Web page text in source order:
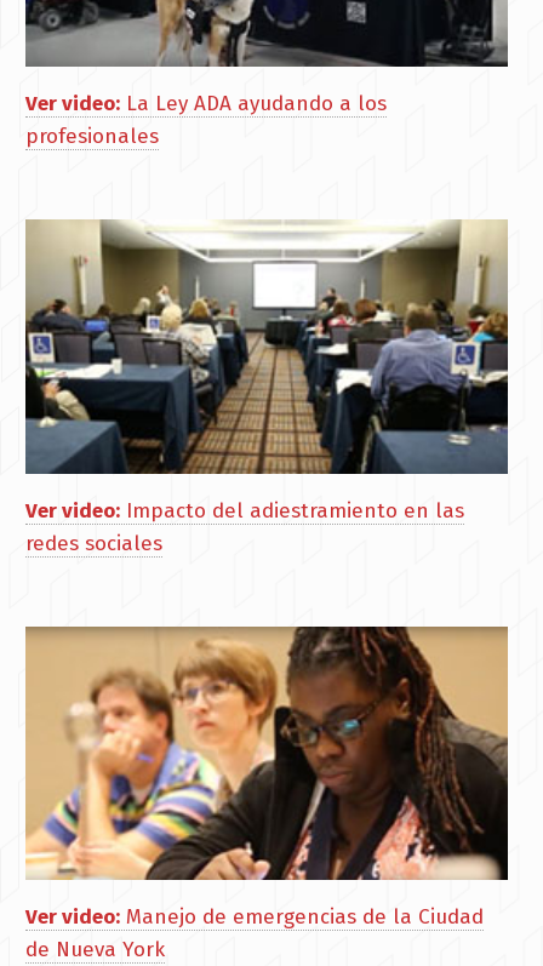
Ver video: La Ley ADA ayudando a los
profesionales
Ver video: Impacto del adiestramiento en las
redes sociales
Ver video: Manejo de emergencias de la Ciudad
de Nueva York